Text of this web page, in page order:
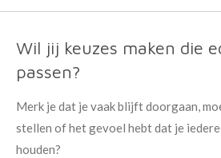
Wil jij keuzes maken die
passen?
Merk je dat je vaak blijft doorgaan,
stellen of het gevoel hebt dat je
houden?